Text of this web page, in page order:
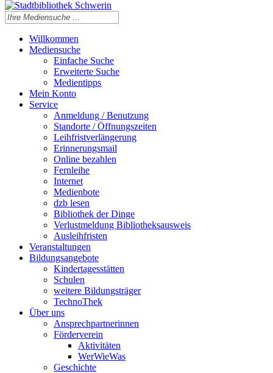
Willkommen
Mediensuche
Einfache Suche
Erweiterte Suche
Medientipps
Mein Konto
Service
Anmeldung / Benutzung
Standorte / Öffnungszeiten
Leihfristverlängerung
Erinnerungsmail
Online bezahlen
Fernleihe
Internet
Medienbote
dzb lesen
Bibliothek der Dinge
Verlustmeldung Bibliotheksausweis
Ausleihfristen
Veranstaltungen
Bildungsangebote
Kindertagesstätten
Schulen
weitere Bildungsträger
TechnoThek
Über uns
Ansprechpartnerinnen
Förderverein
Aktivitäten
WerWieWas
Geschichte